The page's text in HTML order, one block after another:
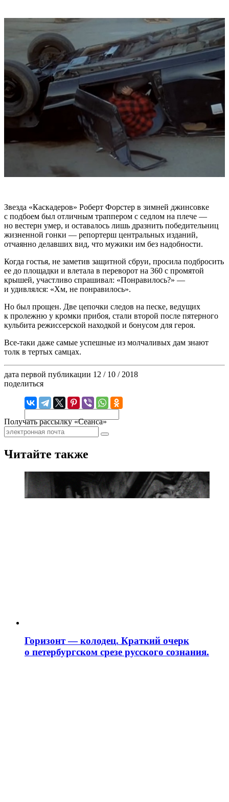
Звезда «Каскадеров» Роберт Форстер в зимней джинсовке
с подбоем был отличным траппером с седлом на плече —
но вестерн умер, и оставалось лишь дразнить победительниц
жизненной гонки — репортерш центральных изданий,
отчаянно делавших вид, что мужики им без надобности.
Когда гостья, не заметив защитной сбруи, просила подбросить
ее до площадки и влетала в переворот на 360 с промятой
крышей, участливо спрашивал: «Понравилось?» —
и удивлялся: «Хм, не понравилось».
Но был прощен. Две цепочки следов на песке, ведущих
к пролежню у кромки прибоя, стали второй после пятерного
кульбита режиссерской находкой и бонусом для героя.
Все-таки даже самые успешные из молчаливых дам знают
толк в тертых самцах.
дата первой публикации 12 / 10 / 2018
поделиться
Получать рассылку «Сеанса»
Читайте также
Горизонт — колодец. Краткий очерк
о петербургском срезе русского сознания.